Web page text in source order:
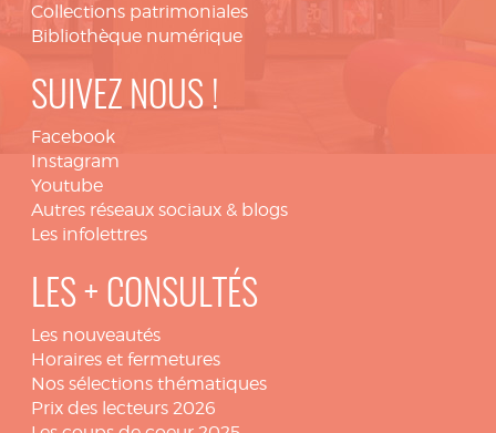
Collections patrimoniales
Bibliothèque numérique
SUIVEZ NOUS !
Facebook
Instagram
Youtube
Autres réseaux sociaux & blogs
Les infolettres
LES + CONSULTÉS
Les nouveautés
Horaires et fermetures
Nos sélections thématiques
Prix des lecteurs 2026